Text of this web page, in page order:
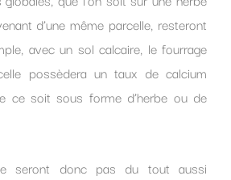
d’une même parcelle, resteront
avec un sol calcaire, le fourrage
possèdera un taux de calcium
ce soit sous forme d’herbe ou de
seront donc pas du tout aussi